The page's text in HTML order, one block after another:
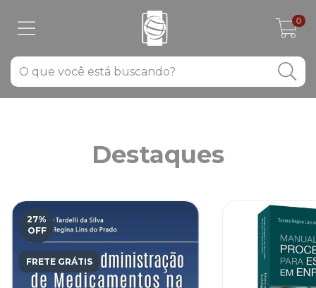
0
Destaques
27%
OFF
FRETE GRÁTIS